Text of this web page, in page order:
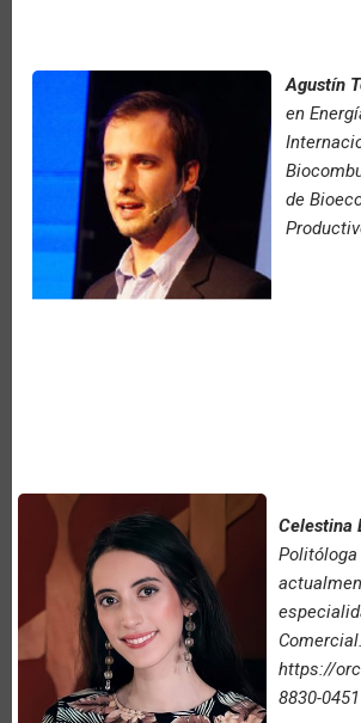
Agustín
en
de
Celestina
Comercial.
https://
8830-0451